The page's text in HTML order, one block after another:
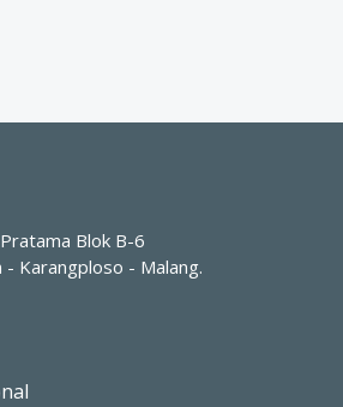
Blok B-6
- Karangploso - Malang.